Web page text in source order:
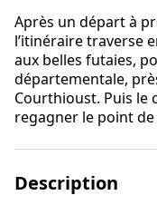
Après un départ à
l’itinéraire traverse
aux belles futaies,
départementale,
Courthioust. Puis le
regagner le point
Description